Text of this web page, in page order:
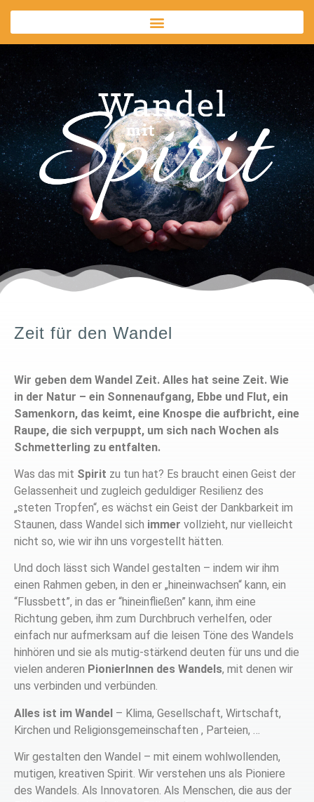
Zeit für den Wandel
Wir geben dem Wandel Zeit. Alles hat seine Zeit. Wie
in der Natur – ein Sonnenaufgang, Ebbe und Flut, ein
Samenkorn, das keimt, eine Knospe die aufbricht, eine
Raupe, die sich verpuppt, um sich nach Wochen als
Schmetterling zu entfalten.
Was das mit Spirit zu tun hat? Es braucht einen Geist der
Gelassenheit und zugleich geduldiger Resilienz des
„steten Tropfen“, es wächst ein Geist der Dankbarkeit im
Staunen, dass Wandel sich immer vollzieht, nur vielleicht
nicht so, wie wir ihn uns vorgestellt hätten.
Und doch lässt sich Wandel gestalten – indem wir ihm
einen Rahmen geben, in den er „hineinwachsen“ kann, ein
“Flussbett”, in das er “hineinfließen” kann, ihm eine
Richtung geben, ihm zum Durchbruch verhelfen, oder
einfach nur aufmerksam auf die leisen Töne des Wandels
hinhören und sie als mutig-stärkend deuten für uns und die
vielen anderen PionierInnen des Wandels, mit denen wir
uns verbinden und verbünden.
Alles ist im Wandel – Klima, Gesellschaft, Wirtschaft,
Kirchen und Religionsgemeinschaften , Parteien, …
Wir gestalten den Wandel – mit einem wohlwollenden,
mutigen, kreativen Spirit. Wir verstehen uns als Pioniere
des Wandels. Als Innovatoren. Als Menschen, die aus der